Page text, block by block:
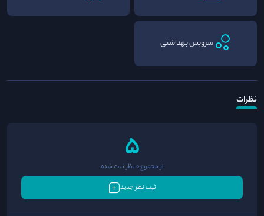
سرویس بهداشتی
نظرات
5از مجموع 0 نظر ثبت شده
ثبت نظر جدید